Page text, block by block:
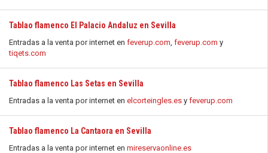
Tablao flamenco El Palacio Andaluz en Sevilla
Entradas a la venta por internet en feverup.com, feverup.com y
tiqets.com
Tablao flamenco Las Setas en Sevilla
Entradas a la venta por internet en elcorteingles.es y feverup.com
Tablao flamenco La Cantaora en Sevilla
Entradas a la venta por internet en mireservaonline.es